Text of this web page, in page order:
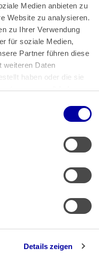
Medien anbieten zu
Website zu analysieren.
zu Ihrer Verwendung
für soziale Medien,
Partner führen diese
weiteren Daten
haben oder die sie
gesammelt haben.
Details zeigen